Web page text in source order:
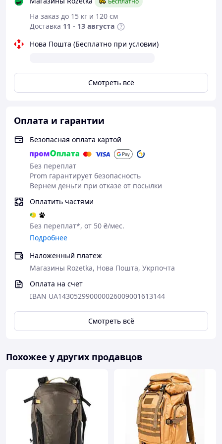
нейлоновые стропы.
крепления дополнительных аксессуаров или
действиях, туризме, охоте и рыбалке.
Характеристики:
- размер: 20х17х6 см.;
Особенности:
Компактность и удобство
Возможность крепления как подсумки
Широкий плечевой ремень на карабинах
Нейлоновые стропы для фиксации
дополнительных аксессуаров/подсумок
Прочные материалы
Основные характеристики товара
Цвет
Хаки
Матери
ал
Полиэст
ер
17
20
На заказ до 15 кг и 120 см
Доставка 11 - 13 августа
Нова Пошта (Бесплатно при условии)
Смотреть всё
Оплата и гарантии
Безопасная оплата картой
Без переплат
Prom гарантирует безопасность
Вернем деньги при отказе от посылки
Оплатить частями
Без переплат*, от 50 ₴/мес.
Подробнее
Наложенный платеж
Магазины Rozetka, Нова Пошта, Укрпочта
Оплата на счет
IBAN UA143052990000026009001613144
Смотреть всё
Похожее у других продавцов